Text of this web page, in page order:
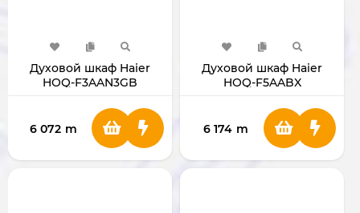
Духовой шкаф Haier
HOQ-F3AAN3GB
6 072 m
Духовой шкаф Haier
HOQ-F5AABX
6 174 m